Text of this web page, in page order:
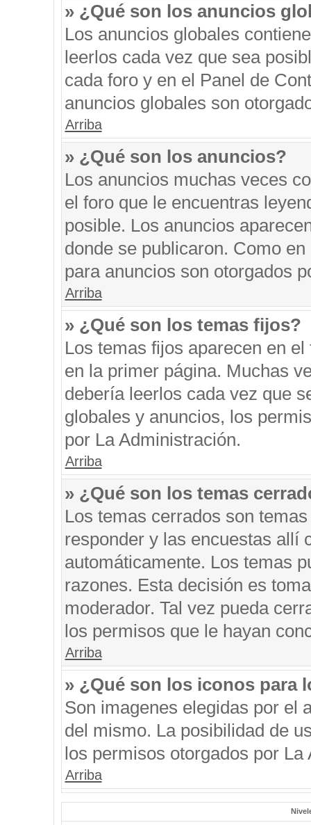
» ¿Qué son los anuncios
Los anuncios globales
leerlos cada vez que sea
cada foro y en el Panel de
anuncios globales son
Arriba
» ¿Qué son los anuncios?
Los anuncios muchas veces
el foro que le encuentras
posible. Los anuncios
donde se publicaron. Como
para anuncios son otorgados
Arriba
» ¿Qué son los temas fijos?
Los temas fijos aparecen en
en la primer página. Muchas
debería leerlos cada vez que
globales y anuncios, los
por La Administración.
Arriba
» ¿Qué son los temas
Los temas cerrados son
responder y las encuestas allí
automáticamente. Los temas
razones. Esta decisión es
moderador. Tal vez pueda
los permisos que le hayan
Arriba
» ¿Qué son los iconos para
Son imagenes elegidas por el
del mismo. La posibilidad de
los permisos otorgados por La
Arriba